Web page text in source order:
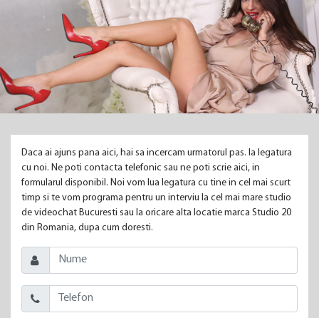
Daca ai ajuns pana aici, hai sa incercam urmatorul pas. Ia legatura
cu noi. Ne poti contacta telefonic sau ne poti scrie aici, in
formularul disponibil. Noi vom lua legatura cu tine in cel mai scurt
timp si te vom programa pentru un interviu la cel mai mare studio
de videochat Bucuresti sau la oricare alta locatie marca Studio 20
din Romania, dupa cum doresti.